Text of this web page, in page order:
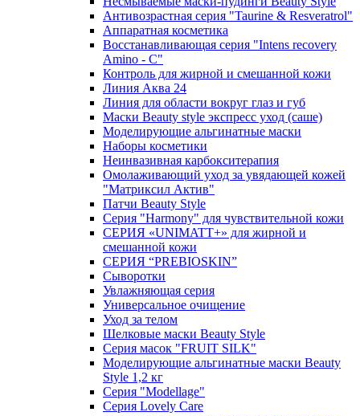
Антивозрастная серия "Taurine & Resveratrol"
Аппаратная косметика
Восстанавливающая серия "Intens recovery
Amino - C"
Контроль для жирной и смешанной кожи
Линия Аква 24
Линия для области вокруг глаз и губ
Маски Beauty style экспресс уход (саше)
Моделирующие альгинатные маски
Наборы косметики
Неинвазивная карбокситерапия
Омолаживающий уход за увядающей кожей
"Матриксил Актив"
Патчи Beauty Style
Серия "Harmony" для чувствительной кожи
СЕРИЯ «UNIMATT+» для жирной и
смешанной кожи
СЕРИЯ “PREBIOSKIN”
Сыворотки
Увлажняющая серия
Универсальное очищение
Уход за телом
Шелковые маски Beauty Style
Серия масок "FRUIT SILK"
Моделирующие альгинатные маски Beauty
Style 1,2 кг
Серия "Modellage"
Cерия Lovely Care